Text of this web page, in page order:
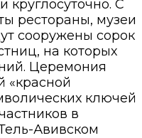
круглосуточно. С
рестораны, музеи
сооружены сорок
на которых
Церемония
«красной
ключей
в
Авивском